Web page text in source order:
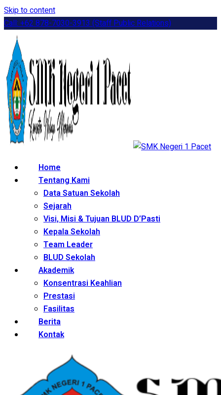
Skip to content
Call: +62 878-7030-3913 (Staff Public Relations)
Home
Tentang Kami
Data Satuan Sekolah
Sejarah
Visi, Misi & Tujuan BLUD D’Pasti
Kepala Sekolah
Team Leader
BLUD Sekolah
Akademik
Konsentrasi Keahlian
Prestasi
Fasilitas
Berita
Kontak